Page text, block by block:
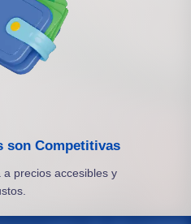
son Competitivas
precios accesibles y